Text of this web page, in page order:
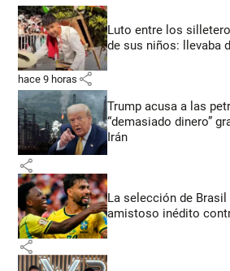
Luto entre los
de sus niños: llevaba
hace 9 horas share
Trump acusa a las
“demasiado dinero”
Irán
share
La selección de
amistoso inédito
share